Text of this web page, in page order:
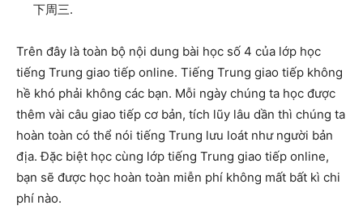
下周三.
Trên đây là toàn bộ nội dung bài học số 4 của lớp học
tiếng Trung giao tiếp online. Tiếng Trung giao tiếp không
hề khó phải không các bạn. Mỗi ngày chúng ta học được
thêm vài câu giao tiếp cơ bản, tích lũy lâu dần thì chúng ta
hoàn toàn có thể nói tiếng Trung lưu loát như người bản
địa. Đặc biệt học cùng lớp tiếng Trung giao tiếp online,
bạn sẽ được học hoàn toàn miễn phí không mất bất kì chi
phí nào.